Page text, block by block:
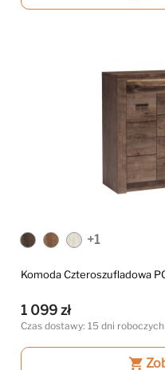
+1
Komoda Czteroszufladowa
1 099 zł
Czas dostawy: 15 dni roboczych
shopping_cart